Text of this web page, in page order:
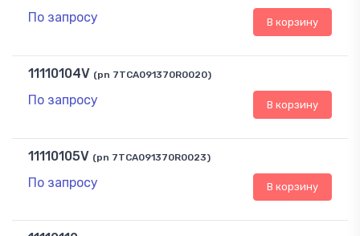
По запросу В корзину
11110104V (pn 7TCA091370R0020)
По запросу В корзину
11110105V (pn 7TCA091370R0023)
По запросу В корзину